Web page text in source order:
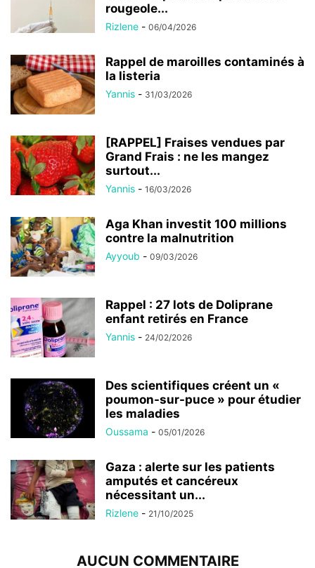
rougeole...
Rizlene - 06/04/2026
Rappel de maroilles contaminés à
la listeria
Yannis - 31/03/2026
[RAPPEL] Fraises vendues par
Grand Frais : ne les mangez
surtout...
Yannis - 16/03/2026
Aga Khan investit 100 millions
contre la malnutrition
Ayyoub - 09/03/2026
Rappel : 27 lots de Doliprane
enfant retirés en France
Yannis - 24/02/2026
Des scientifiques créent un «
poumon-sur-puce » pour étudier
les maladies
Oussama - 05/01/2026
Gaza : alerte sur les patients
amputés et cancéreux
nécessitant un...
Rizlene - 21/10/2025
AUCUN COMMENTAIRE